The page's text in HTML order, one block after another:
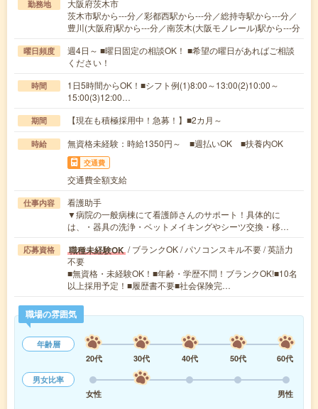
勤務地
大阪府茨木市
茨木市駅から---分／彩都西駅から---分／総持寺駅から---分／
豊川(大阪府)駅から---分／南茨木(大阪モノレール)駅から---分
曜日頻度
週4日～ ■曜日固定の相談OK！ ■希望の曜日があればご相談
ください！
時間
1日5時間からOK！■シフト例(1)8:00～13:00(2)10:00～
15:00(3)12:00…
期間 【現在も積極採用中！急募！】■2カ月～
時給 無資格未経験：時給1350円～ ■週払いOK ■扶養内OK
交通費
交通費全額支給
仕事内容
看護助手
▼病院の一般病棟にて看護師さんのサポート！具体的に
は、・器具の洗浄・ベットメイキングやシーツ交換・移…
応募資格 職種未経験OK / ブランクOK / パソコンスキル不要 / 英語力
不要
■無資格・未経験OK！■年齢・学歴不問！ブランクOK!■10名
以上採用予定！■履歴書不要■社会保険完…
職場の雰囲気
年齢層
20代
30代 40代 50代
60代
男女比率
女性
男性